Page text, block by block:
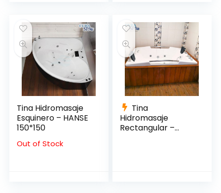
Tina Hidromasaje
Esquinero – HANSE
150*150
Out of Stock
Tina
Hidromasaje
Rectangular –